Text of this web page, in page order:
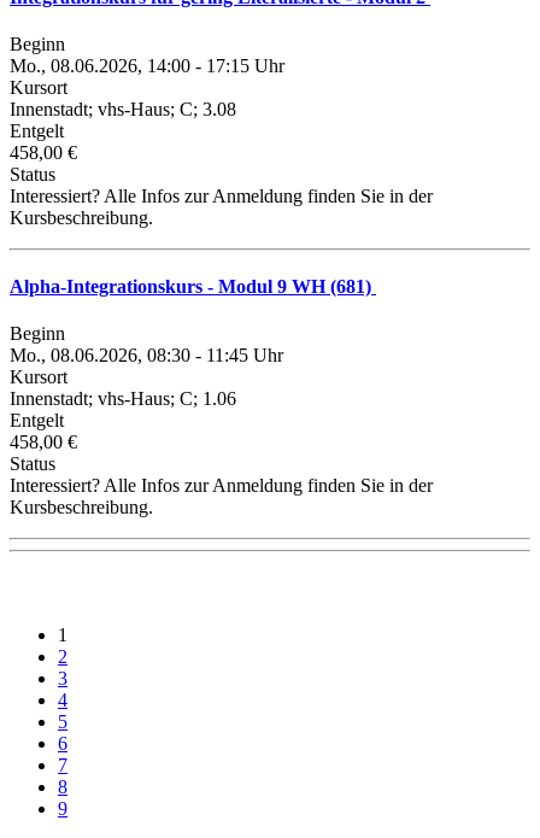
Beginn
Mo., 08.06.2026, 14:00 - 17:15 Uhr
Kursort
Innenstadt; vhs-Haus; C; 3.08
Entgelt
458,00 €
Status
Interessiert? Alle Infos zur Anmeldung finden Sie in der
Kursbeschreibung.
Alpha-Integrationskurs - Modul 9 WH (681)
Beginn
Mo., 08.06.2026, 08:30 - 11:45 Uhr
Kursort
Innenstadt; vhs-Haus; C; 1.06
Entgelt
458,00 €
Status
Interessiert? Alle Infos zur Anmeldung finden Sie in der
Kursbeschreibung.
1
2
3
4
5
6
7
8
9